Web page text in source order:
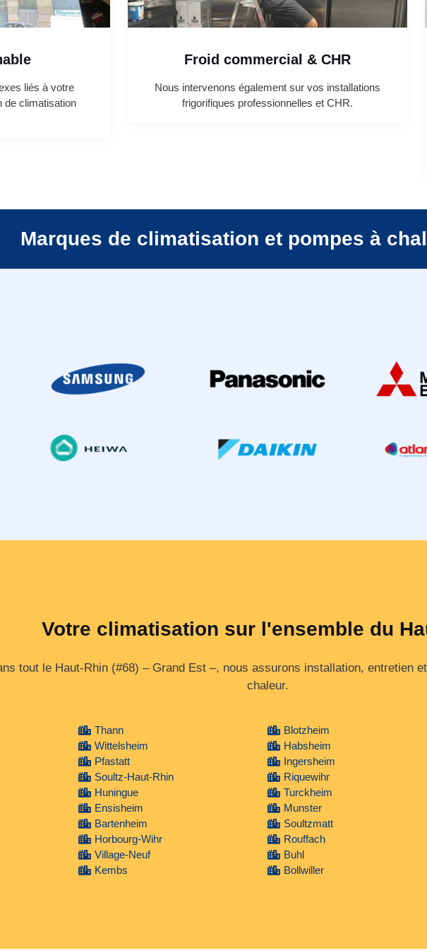
liés à votre
de climatisation
Froid commercial & CHR
Nous intervenons également sur vos installations
frigorifiques professionnelles et CHR.
Marques de climatisation et pompes à
Votre climatisation sur l'ensemble du
tout le Haut‑Rhin (#68) – Grand Est –, nous assurons installation, entretien
chaleur.
Thann
Wittelsheim
Pfastatt
Soultz-Haut-Rhin
Huningue
Ensisheim
Bartenheim
Horbourg-Wihr
Village-Neuf
Kembs
Blotzheim
Habsheim
Ingersheim
Riquewihr
Turckheim
Munster
Soultzmatt
Rouffach
Buhl
Bollwiller